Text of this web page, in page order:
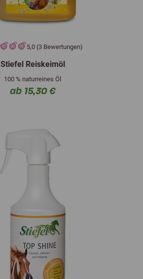
5,0 (3 Bewertungen)
Stiefel Reiskeimöl
100 % naturreines Öl
ab 15,30 €